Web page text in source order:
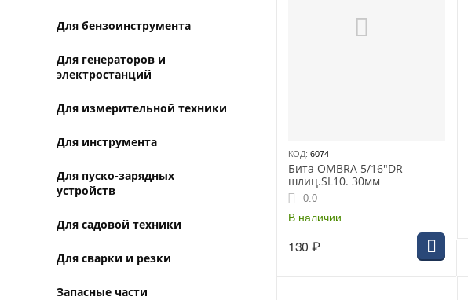
КОД: 6074
Бита OMBRA 5/16"DR
шлиц.SL10. 30мм
0.0
В наличии
130 ₽
Для бензоинструмента
Для генераторов и
электростанций
Для измерительной техники
Для инструмента
Для пуско-зарядных
устройств
Для садовой техники
Для сварки и резки
Запасные части